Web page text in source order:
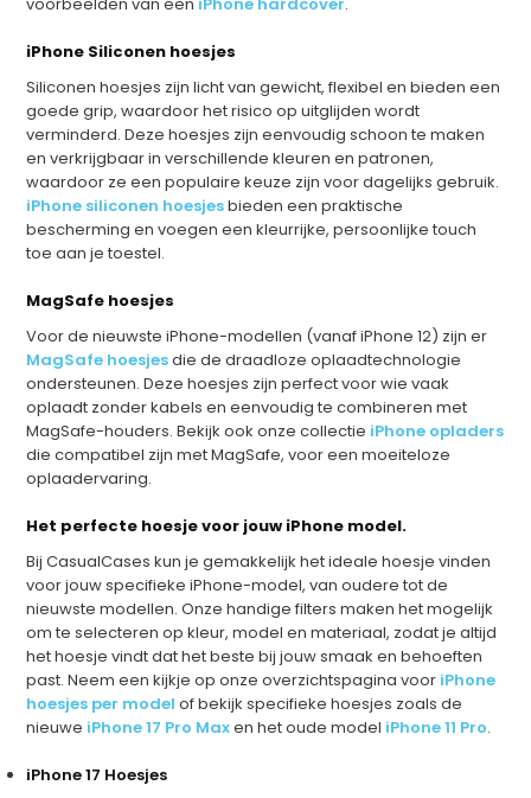
iPhone Siliconen hoesjes
Siliconen hoesjes zijn licht van gewicht, flexibel en bieden een
goede grip, waardoor het risico op uitglijden wordt
verminderd. Deze hoesjes zijn eenvoudig schoon te maken
en verkrijgbaar in verschillende kleuren en patronen,
waardoor ze een populaire keuze zijn voor dagelijks gebruik.
iPhone siliconen hoesjesbieden een praktische
bescherming en voegen een kleurrijke, persoonlijke touch
toe aan je toestel.
MagSafe hoesjes
Voor de nieuwste iPhone-modellen (vanaf iPhone 12) zijn er
MagSafe hoesjesdie de draadloze oplaadtechnologie
ondersteunen. Deze hoesjes zijn perfect voor wie vaak
oplaadt zonder kabels en eenvoudig te combineren met
MagSafe-houders. Bekijk ook onze collectie iPhone opladers
die compatibel zijn met MagSafe, voor een moeiteloze
oplaadervaring.
Het perfecte hoesje voor jouw iPhone model.
Bij CasualCases kun je gemakkelijk het ideale hoesje vinden
voor jouw specifieke iPhone-model, van oudere tot de
nieuwste modellen. Onze handige filters maken het mogelijk
om te selecteren op kleur, model en materiaal, zodat je altijd
het hoesje vindt dat het beste bij jouw smaak en behoeften
past. Neem een kijkje op onze overzichtspagina voor iPhone
hoesjes per model of bekijk specifieke hoesjes zoals de
nieuwe iPhone 17 Pro Maxen het oude model iPhone 11 Pro.
iPhone 17 Hoesjes